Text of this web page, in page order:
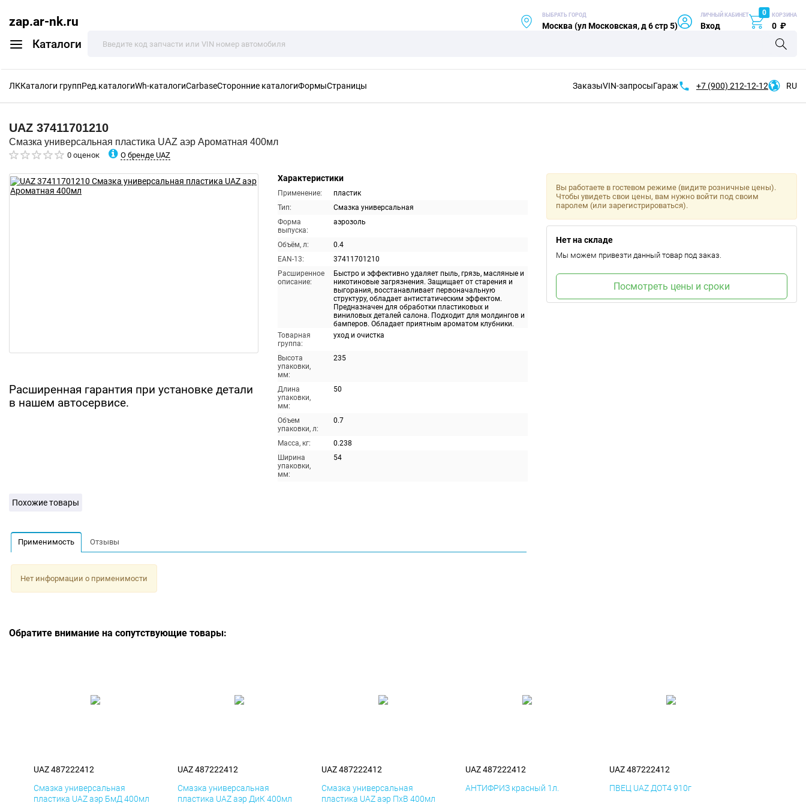
zap.ar-nk.ru
Каталоги
ВЫБРАТЬ ГОРОД
Москва (ул Московская, д 6 стр 5)
ЛИЧНЫЙ КАБИНЕТ
Вход
0 КОРЗИНА
0 ₽
ЛККаталоги группРед.каталогиWh-каталогиCarbaseСторонние каталогиФормыСтраницы ЗаказыVIN-запросыГараж +7 (900) 212-12-12 RU
UAZ 37411701210
Смазка универсальная пластика UAZ аэр Ароматная 400мл
0 оценок О бренде UAZ
Расширенная гарантия при установке детали
в нашем автосервисе.
Характеристики
Применение:
пластик
Тип:
Смазка универсальная
Форма
выпуска:
аэрозоль
Объём, л:
0.4
EAN-13:
37411701210
Расширенное
описание:
Быстро и эффективно удаляет пыль, грязь, масляные и
никотиновые загрязнения. Защищает от старения и
выгорания, восстанавливает первоначальную
структуру, обладает антистатическим эффектом.
Предназначен для обработки пластиковых и
виниловых деталей салона. Подходит для молдингов и
бамперов. Обладает приятным ароматом клубники.
Товарная
группа:
уход и очистка
Высота
упаковки,
мм:
235
Длина
упаковки,
мм:
50
Объем
упаковки, л:
0.7
Масса, кг:
0.238
Ширина
упаковки,
мм:
54
Вы работаете в гостевом режиме (видите розничные цены).
Чтобы увидеть свои цены, вам нужно войти под своим
паролем (или зарегистрироваться).
Нет на складе
Мы можем привезти данный товар под заказ.
Посмотреть цены и сроки
Похожие товары
Применимость Отзывы
Нет информации о применимости
Обратите внимание на сопутствующие товары:
UAZ 487222412
Смазка универсальная
пластика UAZ аэр БмД 400мл
UAZ 487222412
Смазка универсальная
пластика UAZ аэр ДиК 400мл
UAZ 487222412
Смазка универсальная
пластика UAZ аэр ПхВ 400мл
UAZ 487222412
АНТИФРИЗ красный 1л.
UAZ 487222412
ПВЕЦ UAZ ДОТ4 910г